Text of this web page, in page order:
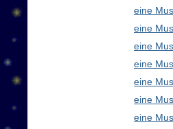
eine
eine
eine
eine
eine
eine
eine